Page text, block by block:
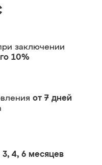
заключении
10%
от 7 дней
3, 4, 6 месяцев